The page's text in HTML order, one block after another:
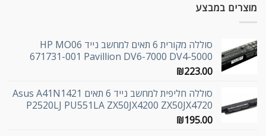
מוצרים במבצע
סוללה מקורית 6 תאים למחשב נייד HP MO06
671731-001 Pavillion DV6-7000 DV4-5000
₪223.00
סוללה חליפית למחשב נייד 6 תאים Asus A41N1421
P2520LJ PU551LA ZX50JX4200 ZX50JX4720
₪195.00